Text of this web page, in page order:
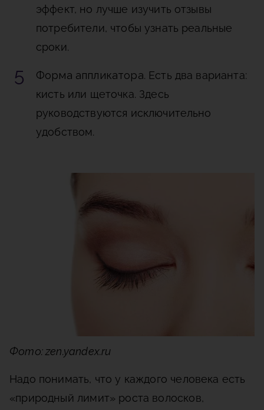
эффект, но лучше изучить отзывы
потребители, чтобы узнать реальные
сроки.
Форма аппликатора. Есть два варианта:
кисть или щеточка. Здесь
руководствуются исключительно
удобством.
Фото: zen.yandex.ru
Надо понимать, что у каждого человека есть
«природный лимит» роста волосков,